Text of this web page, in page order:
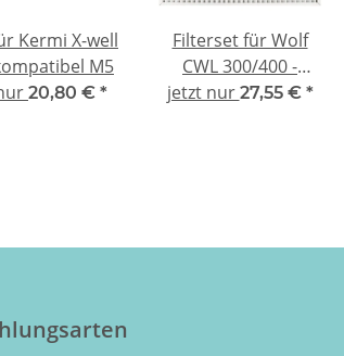
Kermi X-well
M5
20,80 € *
Filterset für Wolf
CWL 300/400 -
kompatibel 2x G4
jetzt nur 27,55 € *